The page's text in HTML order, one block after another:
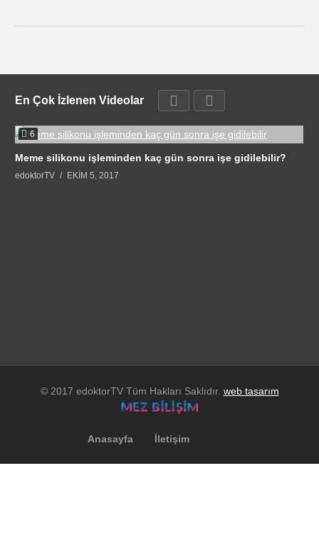
En Çok İzlenen Videolar
6
Meme silikonu işleminden kaç gün sonra işe gidilebilir?
edoktorTV EKIM 5, 2017
© 2017 edoktorTV Tüm Hakları Saklıdır. web tasarım
Anasayfa İletişim